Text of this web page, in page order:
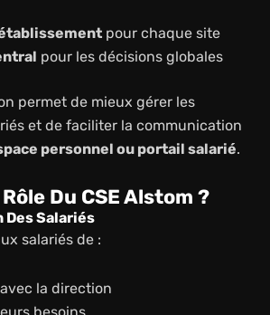
pour chaque site
pour les décisions globales
permet de mieux gérer les
et de faciliter la communication
personnel ou portail salarié.
Du CSE Alstom ?
Salariés
salariés de :
la direction